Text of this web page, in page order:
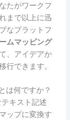
たがワークフ
まで以上に迅
なプラットフ
ムマッピング
、アイデアか
行できます。
は何ですか？
キスト記述
ップに変換す